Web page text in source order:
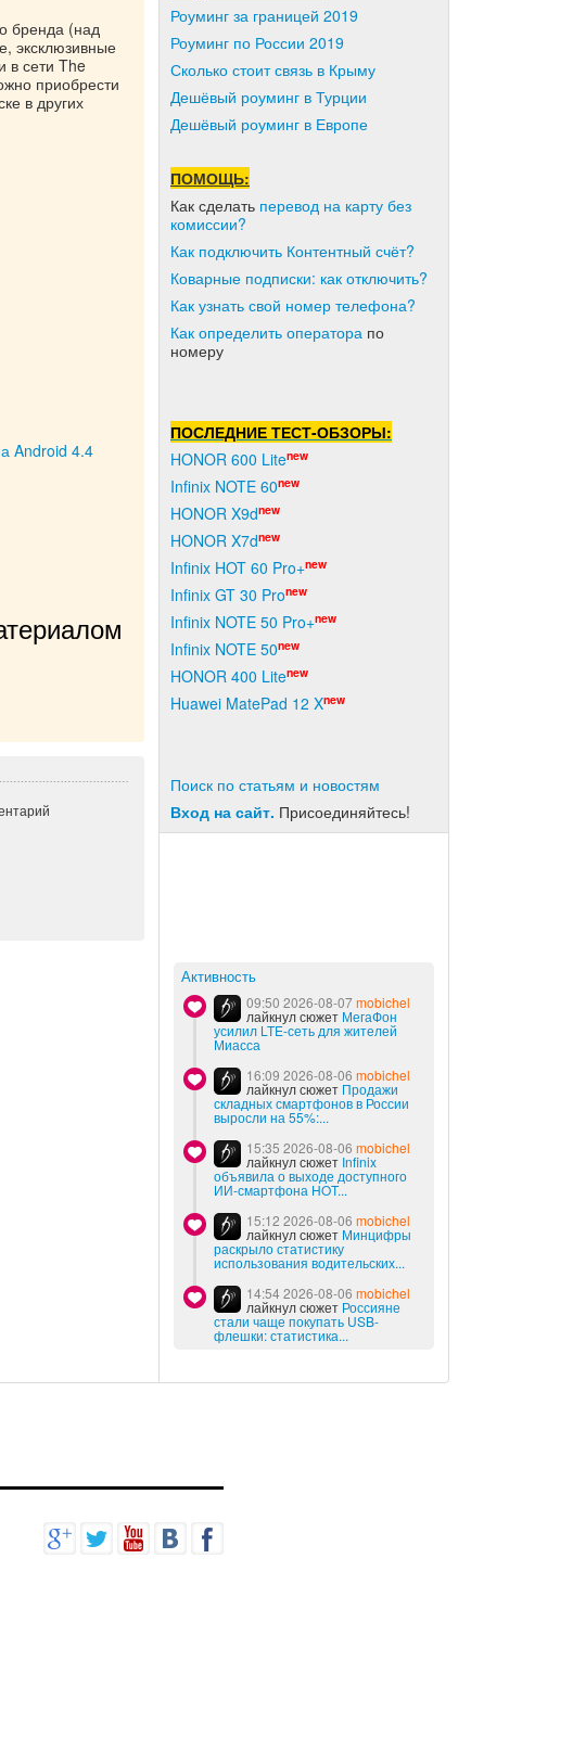
бренда (над
эксклюзивные
в сети The
приобрести
в других
Android 4.4
Роуминг за границей 2019
Роуминг по России 2019
Сколько стоит связь в Крыму
Дешёвый роуминг в Турции
Дешёвый роуминг в Европе
ПОМОЩЬ:
Как сделать перевод на карту без
комиссии?
Как подключить Контентный счёт?
Коварные подписки: как отключить?
Как узнать свой номер телефона?
Как определить оператора по
номеру
ПОСЛЕДНИЕ ТЕСТ-ОБЗОРЫ:
HONOR 600 Litenew
Infinix NOTE 60new
HONOR X9dnew
HONOR X7dnew
Infinix HOT 60 Pro+new
Infinix GT 30 Pronew
Infinix NOTE 50 Pro+new
Infinix NOTE 50new
HONOR 400 Litenew
Huawei MatePad 12 Xnew
Поиск по статьям и новостям
Вход на сайт. Присоединяйтесь!
Активность
09:50 2026-08-07mobichel
лайкнул сюжет МегаФон
усилил LTE-сеть для жителей
Миасса
16:09 2026-08-06 mobichel
лайкнул сюжет Продажи
складных смартфонов в России
выросли на 55%:...
15:35 2026-08-06 mobichel
лайкнул сюжет Infinix
объявила о выходе доступного
ИИ-смартфона HOT...
15:12 2026-08-06 mobichel
лайкнул сюжет Минцифры
раскрыло статистику
использования водительских...
14:54 2026-08-06 mobichel
лайкнул сюжет Россияне
стали чаще покупать USB-
флешки: статистика...